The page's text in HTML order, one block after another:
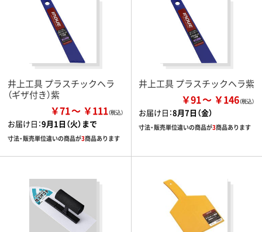
井上工具 プラスチックヘラ
（ギザ付き）紫
￥71 ￥111
お届け日：9月1日（火）まで
寸法・販売単位違いの商品が3商品あります
井上工具 プラスチックヘラ紫
￥91 ￥146
お届け日：8月7日（金）
寸法・販売単位違いの商品が3商品あります